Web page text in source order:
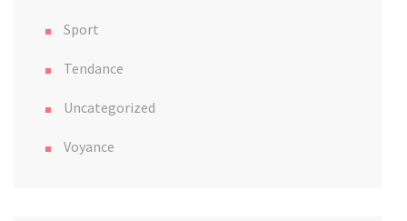
Sport
Tendance
Uncategorized
Voyance